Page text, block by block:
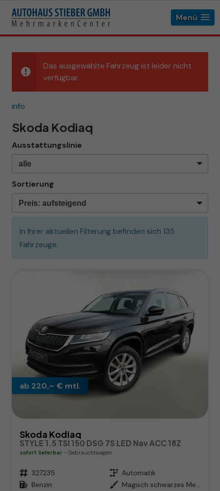
Menü
Das ausgewählte Fahrzeug ist leider nicht
verfügbar.
info
Skoda Kodiaq
Ausstattungslinie
Sortierung
In Ihrer aktuellen Filterung befinden sich 135
Fahrzeuge:
ab 220,– € mtl.
Skoda Kodiaq
STYLE 1.5 TSI 150 DSG 7S LED Nav ACC 18Z
sofort lieferbar Gebrauchtwagen
Fahrzeugnr. 327235 Getriebe Automatik
Kraftstoff Benzin Außenfarbe
Magisch schwarzes Metallic